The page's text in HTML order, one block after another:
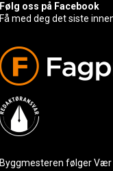
Følg oss på Facebook
Få med deg det siste
Byggmesteren følger